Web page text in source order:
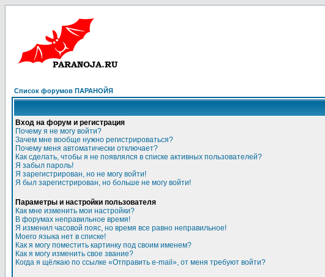
Список форумов ПАРАНОЙЯ
Вход на форум и регистрация
Почему я не могу войти?
Зачем мне вообще нужно регистрироваться?
Почему меня автоматически отключает?
Как сделать, чтобы я не появлялся в списке активных пользователей?
Я забыл пароль!
Я зарегистрирован, но не могу войти!
Я был зарегистрирован, но больше не могу войти!
Параметры и настройки пользователя
Как мне изменить мои настройки?
В форумах неправильное время!
Я изменил часовой пояс, но время все равно неправильное!
Моего языка нет в списке!
Как я могу поместить картинку под своим именем?
Как я могу изменить свое звание?
Когда я щёлкаю по ссылке «Отправить e-mail», от меня требуют войти?